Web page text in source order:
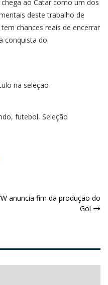
ao Catar como um dos
deste trabalho de
chances reais de encerrar
conquista do
na seleção
, futebol, Seleção
anuncia fim da produção do
Gol